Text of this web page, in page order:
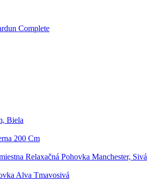
Complete
Biela
200 Cm
Relaxačná Pohovka Manchester, Sivá
Alva Tmavosivá